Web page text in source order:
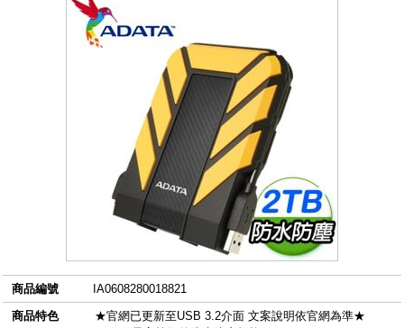
商品編號
IA0608280018821
商品特色
★官網已更新至USB 3.2介面 文案說明依官網為準★